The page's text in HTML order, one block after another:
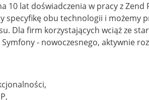
10 lat doświadczenia w pracy z Zend
specyfikę obu technologii i możemy
Dla firm korzystających wciąż ze
- nowoczesnego, aktywnie